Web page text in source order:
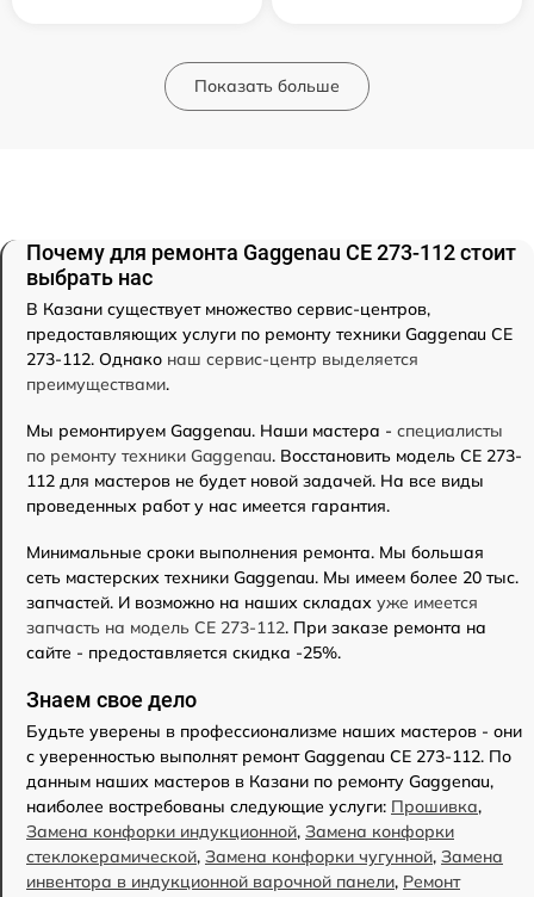
Показать больше
Почему для ремонта Gaggenau CE 273-112 стоит
выбрать нас
В Казани существует множество сервис-центров,
предоставляющих услуги по ремонту техники Gaggenau CE
273-112. Однако наш сервис-центр выделяется
преимуществами.
Мы ремонтируем Gaggenau. Наши мастера - специалисты
по ремонту техники Gaggenau. Восстановить модель CE 273-
112 для мастеров не будет новой задачей. На все виды
проведенных работ у нас имеется гарантия.
Минимальные сроки выполнения ремонта. Мы большая
сеть мастерских техники Gaggenau. Мы имеем более 20 тыс.
запчастей. И возможно на наших складах уже имеется
запчасть на модель CE 273-112. При заказе ремонта на
сайте - предоставляется скидка -25%.
Знаем свое дело
Будьте уверены в профессионализме наших мастеров - они
с уверенностью выполнят ремонт Gaggenau CE 273-112. По
данным наших мастеров в Казани по ремонту Gaggenau,
наиболее востребованы следующие услуги: Прошивка,
Замена конфорки индукционной, Замена конфорки
стеклокерамической, Замена конфорки чугунной, Замена
инвентора в индукционной варочной панели, Ремонт